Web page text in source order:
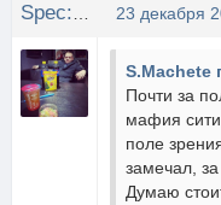
23 декабря
S.Machete
Почти за
мафия
поле
замечал,
Думаю